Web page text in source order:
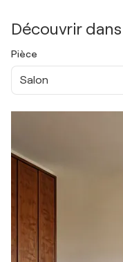
Découvrir
Pièce
Salon